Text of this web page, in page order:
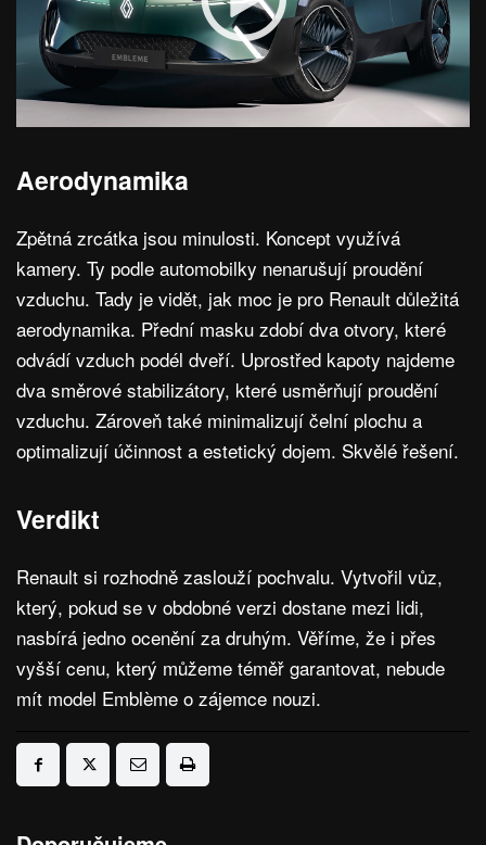
Aerodynamika
Zpětná zrcátka jsou minulosti. Koncept využívá
kamery. Ty podle automobilky nenarušují proudění
vzduchu. Tady je vidět, jak moc je pro Renault důležitá
aerodynamika. Přední masku zdobí dva otvory, které
odvádí vzduch podél dveří. Uprostřed kapoty najdeme
dva směrové stabilizátory, které usměrňují proudění
vzduchu. Zároveň také minimalizují čelní plochu a
optimalizují účinnost a estetický dojem. Skvělé řešení.
Verdikt
Renault si rozhodně zaslouží pochvalu. Vytvořil vůz,
který, pokud se v obdobné verzi dostane mezi lidi,
nasbírá jedno ocenění za druhým. Věříme, že i přes
vyšší cenu, který můžeme téměř garantovat, nebude
mít model Emblème o zájemce nouzi.